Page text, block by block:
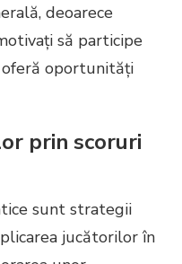
deoarece
să participe
oportunități
prin scoruri
sunt strategii
jucătorilor în